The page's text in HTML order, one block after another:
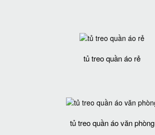
tủ treo quần áo rẻ
tủ treo quần áo văn phòng